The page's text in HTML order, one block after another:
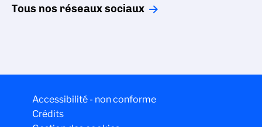
Tous nos réseaux sociaux
Accessibilité - non conforme
Crédits